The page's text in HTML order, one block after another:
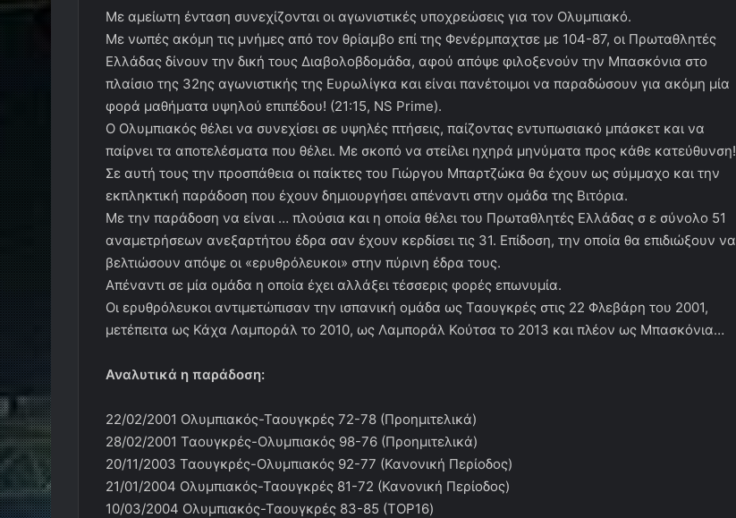
Με αμείωτη ένταση συνεχίζονται οι αγωνιστικές υποχρεώσεις για τον Ολυμπιακό.
Με νωπές ακόμη τις μνήμες από τον θρίαμβο επί της Φενέρμπαχτσε με 104-87, οι Πρωταθλητές
Ελλάδας δίνουν την δική τους Διαβολοβδομάδα, αφού απόψε φιλοξενούν την Μπασκόνια στο
πλαίσιο της 32ης αγωνιστικής της Ευρωλίγκα και είναι πανέτοιμοι να παραδώσουν για ακόμη μία
φορά μαθήματα υψηλού επιπέδου! (21:15, NS Prime).
Ο Ολυμπιακός θέλει να συνεχίσει σε υψηλές πτήσεις, παίζοντας εντυπωσιακό μπάσκετ και να
παίρνει τα αποτελέσματα που θέλει. Με σκοπό να στείλει ηχηρά μηνύματα προς κάθε κατεύθυνση!
Σε αυτή τους την προσπάθεια οι παίκτες του Γιώργου Μπαρτζώκα θα έχουν ως σύμμαχο και την
εκπληκτική παράδοση που έχουν δημιουργήσει απέναντι στην ομάδα της Βιτόρια.
Με την παράδοση να είναι … πλούσια και η οποία θέλει του Πρωταθλητές Ελλάδας σ ε σύνολο 51
αναμετρήσεων ανεξαρτήτου έδρα σαν έχουν κερδίσει τις 31. Επίδοση, την οποία θα επιδιώξουν να
βελτιώσουν απόψε οι «ερυθρόλευκοι» στην πύρινη έδρα τους.
Απέναντι σε μία ομάδα η οποία έχει αλλάξει τέσσερις φορές επωνυμία.
Οι ερυθρόλευκοι αντιμετώπισαν την ισπανική ομάδα ως Ταουγκρές στις 22 Φλεβάρη του 2001,
μετέπειτα ως Κάχα Λαμποράλ το 2010, ως Λαμποράλ Κούτσα το 2013 και πλέον ως Μπασκόνια…
Αναλυτικά η παράδοση:
22/02/2001 Ολυμπιακός-Ταουγκρές 72-78 (Προημιτελικά)
28/02/2001 Ταουγκρές-Ολυμπιακός 98-76 (Προημιτελικά)
20/11/2003 Ταουγκρές-Ολυμπιακός 92-77 (Κανονική Περίοδος)
21/01/2004 Ολυμπιακός-Ταουγκρές 81-72 (Κανονική Περίοδος)
10/03/2004 Ολυμπιακός-Ταουγκρές 83-85 (TOP16)